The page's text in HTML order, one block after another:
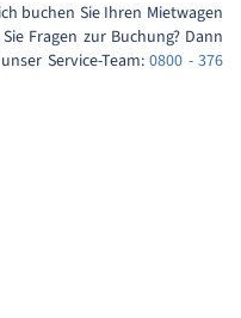
buchen Sie Ihren Mietwagen
Fragen zur Buchung? Dann
Service-Team:0800 - 376